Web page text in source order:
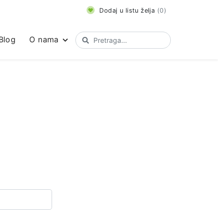
Dodaj u listu želja (0)
O nama